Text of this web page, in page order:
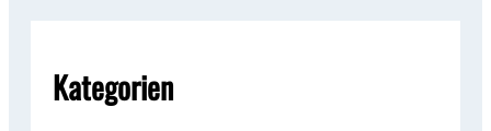
Kategorien